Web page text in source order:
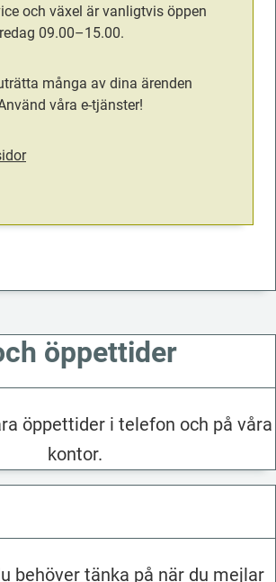
och växel är vanligtvis öppen
09.00–15.00.
många av dina ärenden
våra e-tjänster!
öppettider
öppettider i telefon och på våra
kontor.
behöver tänka på när du mejlar